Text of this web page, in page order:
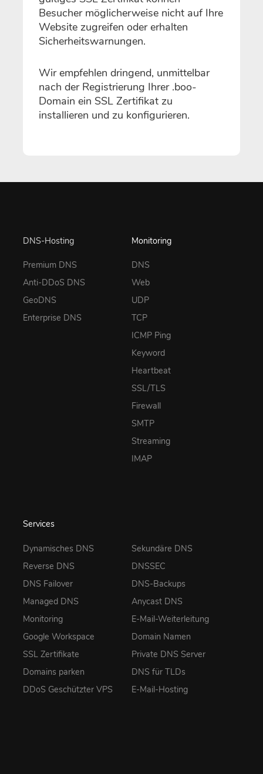
Besucher möglicherweise nicht auf Ihre
Website zugreifen oder erhalten
Sicherheitswarnungen.
Wir empfehlen dringend, unmittelbar
nach der Registrierung Ihrer .boo-
Domain ein SSL Zertifikat zu
installieren und zu konfigurieren.
DNS-Hosting
Premium DNS
Anti-DDoS DNS
GeoDNS
Enterprise DNS
Monitoring
DNS
Web
UDP
TCP
ICMP Ping
Keyword
Heartbeat
SSL/TLS
Firewall
SMTP
Streaming
IMAP
Services
Dynamisches DNS
Reverse DNS
DNS Failover
Managed DNS
Monitoring
Google Workspace
SSL Zertifikate
Domains parken
DDoS Geschützter VPS
Sekundäre DNS
DNSSEC
DNS-Backups
Anycast DNS
E-Mail-Weiterleitung
Domain Namen
Private DNS Server
DNS für TLDs
E-Mail-Hosting